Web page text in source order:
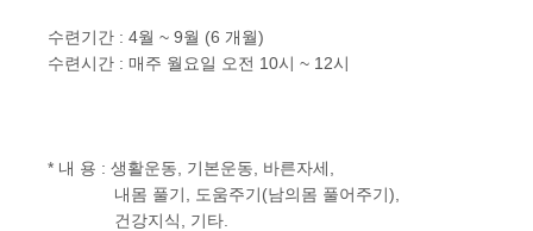
수련기간 : 4월 ~ 9월 (6 개월)
수련시간 : 매주 월요일 오전 10시 ~ 12시
* 내 용 : 생활운동, 기본운동, 바른자세,
내몸 풀기, 도움주기(남의몸 풀어주기),
건강지식, 기타.